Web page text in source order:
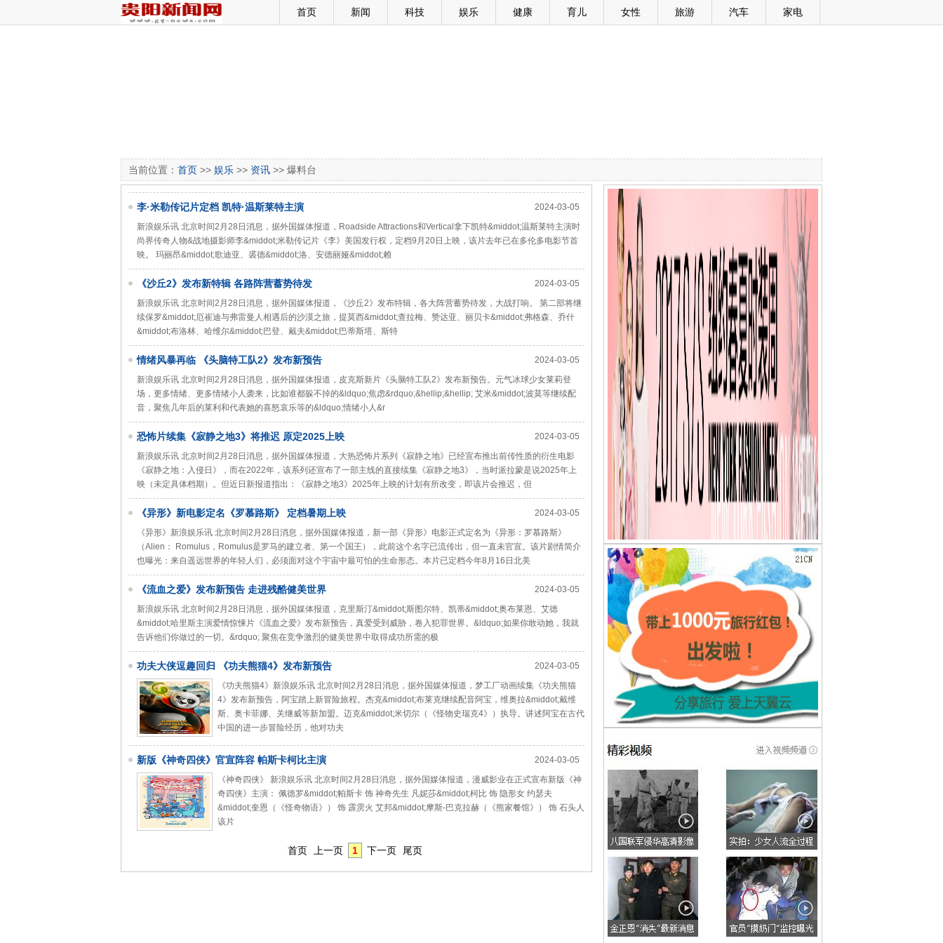
首页 新闻 科技 娱乐 健康 育儿 女性 旅游 汽车 家电
当前位置： 首页 >> 娱乐 >> 资讯 >> 爆料台
2024-03-05
李·米勒传记片定档 凯特·温斯莱特主演
新浪娱乐讯 北京时间2月28日消息，据外国媒体报道，Roadside Attractions和Vertical拿下凯特&middot;温斯莱特主演时
尚界传奇人物&战地摄影师李&middot;米勒传记片《李》美国发行权，定档9月20日上映，该片去年已在多伦多电影节首
映。 玛丽昂&middot;歌迪亚、裘德&middot;洛、安德丽娅&middot;赖
2024-03-05
《沙丘2》发布新特辑 各路阵营蓄势待发
新浪娱乐讯 北京时间2月28日消息，据外国媒体报道，《沙丘2》发布特辑，各大阵营蓄势待发，大战打响。 第二部将继
续保罗&middot;厄崔迪与弗雷曼人相遇后的沙漠之旅，提莫西&middot;查拉梅、赞达亚、丽贝卡&middot;弗格森、乔什
&middot;布洛林、哈维尔&middot;巴登、戴夫&middot;巴蒂斯塔、斯特
2024-03-05
情绪风暴再临 《头脑特工队2》发布新预告
新浪娱乐讯 北京时间2月28日消息，据外国媒体报道，皮克斯新片《头脑特工队2》发布新预告。元气冰球少女莱莉登
场，更多情绪、更多情绪小人袭来，比如谁都躲不掉的&ldquo;焦虑&rdquo;&hellip;&hellip; 艾米&middot;波莫等继续配
音，聚焦几年后的莱利和代表她的喜怒哀乐等的&ldquo;情绪小人&r
2024-03-05
恐怖片续集《寂静之地3》将推迟 原定2025上映
新浪娱乐讯 北京时间2月28日消息，据外国媒体报道，大热恐怖片系列《寂静之地》已经宣布推出前传性质的衍生电影
《寂静之地：入侵日》，而在2022年，该系列还宣布了一部主线的直接续集《寂静之地3》，当时派拉蒙是说2025年上
映（未定具体档期）。但近日新报道指出：《寂静之地3》2025年上映的计划有所改变，即该片会推迟，但
2024-03-05
《异形》新电影定名《罗慕路斯》 定档暑期上映
《异形》新浪娱乐讯 北京时间2月28日消息，据外国媒体报道，新一部《异形》电影正式定名为《异形：罗慕路斯》
（Alien： Romulus，Romulus是罗马的建立者、第一个国王），此前这个名字已流传出，但一直未官宣。该片剧情简介
也曝光：来自遥远世界的年轻人们，必须面对这个宇宙中最可怕的生命形态。本片已定档今年8月16日北美
2024-03-05
《流血之爱》发布新预告 走进残酷健美世界
新浪娱乐讯 北京时间2月28日消息，据外国媒体报道，克里斯汀&middot;斯图尔特、凯蒂&middot;奥布莱恩、艾德
&middot;哈里斯主演爱情惊悚片《流血之爱》发布新预告，真爱受到威胁，卷入犯罪世界。&ldquo;如果你敢动她，我就
告诉他们你做过的一切。&rdquo; 聚焦在竞争激烈的健美世界中取得成功所需的极
2024-03-05
功夫大侠逗趣回归 《功夫熊猫4》发布新预告
《功夫熊猫4》新浪娱乐讯 北京时间2月28日消息，据外国媒体报道，梦工厂动画续集《功夫熊猫
4》发布新预告，阿宝踏上新冒险旅程。杰克&middot;布莱克继续配音阿宝，维奥拉&middot;戴维
斯、奥卡菲娜、关继威等新加盟。迈克&middot;米切尔（《怪物史瑞克4》）执导。讲述阿宝在古代
中国的进一步冒险经历，他对功夫
2024-03-05
新版《神奇四侠》官宣阵容 帕斯卡柯比主演
《神奇四侠》 新浪娱乐讯 北京时间2月28日消息，据外国媒体报道，漫威影业在正式宣布新版《神
奇四侠》主演： 佩德罗&middot;帕斯卡 饰 神奇先生 凡妮莎&middot;柯比 饰 隐形女 约瑟夫
&middot;奎恩（《怪奇物语》） 饰 霹雳火 艾邦&middot;摩斯-巴克拉赫（《熊家餐馆》） 饰 石头人
该片
首页 上一页 1 下一页 尾页